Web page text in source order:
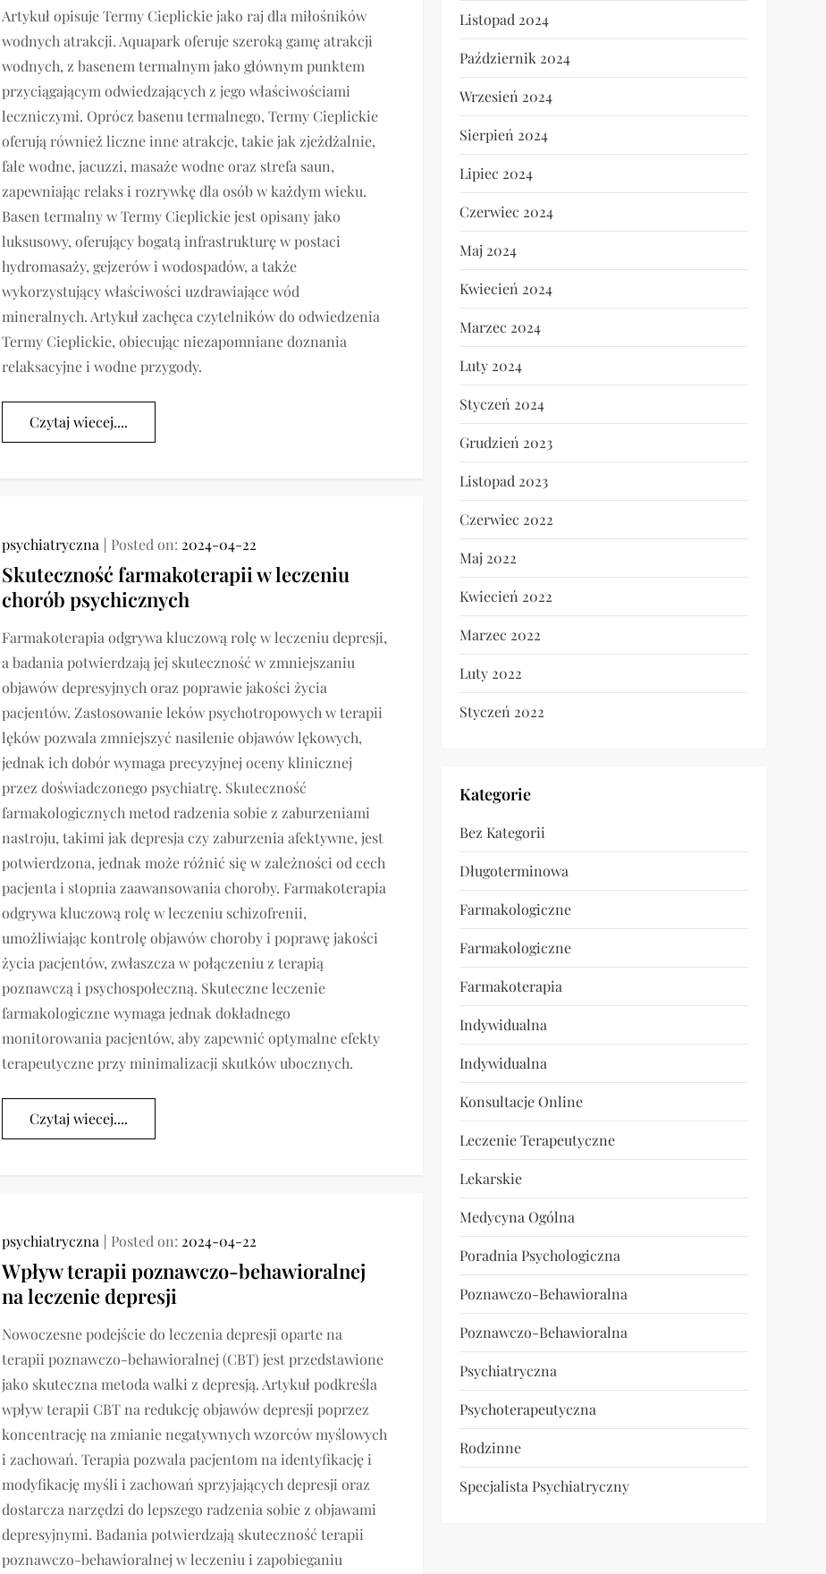
Artykuł opisuje Termy Cieplickie jako raj dla miłośników
wodnych atrakcji. Aquapark oferuje szeroką gamę atrakcji
wodnych, z basenem termalnym jako głównym punktem
przyciągającym odwiedzających z jego właściwościami
leczniczymi. Oprócz basenu termalnego, Termy Cieplickie
oferują również liczne inne atrakcje, takie jak zjeżdżalnie,
fale wodne, jacuzzi, masaże wodne oraz strefa saun,
zapewniając relaks i rozrywkę dla osób w każdym wieku.
Basen termalny w Termy Cieplickie jest opisany jako
luksusowy, oferujący bogatą infrastrukturę w postaci
hydromasaży, gejzerów i wodospadów, a także
wykorzystujący właściwości uzdrawiające wód
mineralnych. Artykuł zachęca czytelników do odwiedzenia
Termy Cieplickie, obiecując niezapomniane doznania
relaksacyjne i wodne przygody.
Czytaj wiecej....
psychiatryczna Posted on: 2024-04-22
Skuteczność farmakoterapii w leczeniu
chorób psychicznych
Farmakoterapia odgrywa kluczową rolę w leczeniu depresji,
a badania potwierdzają jej skuteczność w zmniejszaniu
objawów depresyjnych oraz poprawie jakości życia
pacjentów. Zastosowanie leków psychotropowych w terapii
lęków pozwala zmniejszyć nasilenie objawów lękowych,
jednak ich dobór wymaga precyzyjnej oceny klinicznej
przez doświadczonego psychiatrę. Skuteczność
farmakologicznych metod radzenia sobie z zaburzeniami
nastroju, takimi jak depresja czy zaburzenia afektywne, jest
potwierdzona, jednak może różnić się w zależności od cech
pacjenta i stopnia zaawansowania choroby. Farmakoterapia
odgrywa kluczową rolę w leczeniu schizofrenii,
umożliwiając kontrolę objawów choroby i poprawę jakości
życia pacjentów, zwłaszcza w połączeniu z terapią
poznawczą i psychospołeczną. Skuteczne leczenie
farmakologiczne wymaga jednak dokładnego
monitorowania pacjentów, aby zapewnić optymalne efekty
terapeutyczne przy minimalizacji skutków ubocznych.
Czytaj wiecej....
psychiatryczna Posted on: 2024-04-22
Wpływ terapii poznawczo-behawioralnej
na leczenie depresji
Nowoczesne podejście do leczenia depresji oparte na
terapii poznawczo-behawioralnej (CBT) jest przedstawione
jako skuteczna metoda walki z depresją. Artykuł podkreśla
wpływ terapii CBT na redukcję objawów depresji poprzez
koncentrację na zmianie negatywnych wzorców myślowych
i zachowań. Terapia pozwala pacjentom na identyfikację i
modyfikację myśli i zachowań sprzyjających depresji oraz
dostarcza narzędzi do lepszego radzenia sobie z objawami
depresyjnymi. Badania potwierdzają skuteczność terapii
poznawczo-behawioralnej w leczeniu i zapobieganiu
Listopad 2024
Październik 2024
Wrzesień 2024
Sierpień 2024
Lipiec 2024
Czerwiec 2024
Maj 2024
Kwiecień 2024
Marzec 2024
Luty 2024
Styczeń 2024
Grudzień 2023
Listopad 2023
Czerwiec 2022
Maj 2022
Kwiecień 2022
Marzec 2022
Luty 2022
Styczeń 2022
Kategorie
Bez Kategorii
Długoterminowa
Farmakologiczne
Farmakologiczne
Farmakoterapia
Indywidualna
Indywidualna
Konsultacje Online
Leczenie Terapeutyczne
Lekarskie
Medycyna Ogólna
Poradnia Psychologiczna
Poznawczo-Behawioralna
Poznawczo-Behawioralna
Psychiatryczna
Psychoterapeutyczna
Rodzinne
Specjalista Psychiatryczny